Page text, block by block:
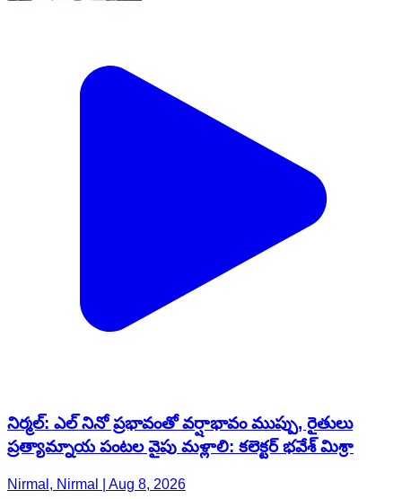
నిర్మల్: ఎల్‌ నినో ప్రభావంతో వర్షాభావం ముప్పు, రైతులు
ప్రత్యామ్నాయ పంటల వైపు మళ్లాలి: కలెక్టర్ భవేశ్ మిశ్రా
Nirmal, Nirmal | Aug 8, 2026